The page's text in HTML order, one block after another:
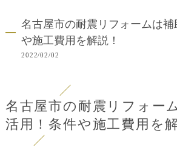
名古屋市の耐震リフォームは
や施工費用を解説！
2022/02/02
名古屋市の耐震リフォー
活用！条件や施工費用を解